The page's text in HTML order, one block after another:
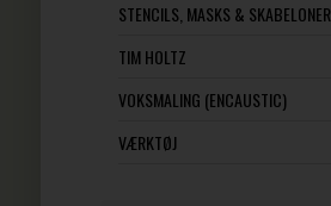
STENCILS, MASKS & SKABELONER
TIM HOLTZ
VOKSMALING (ENCAUSTIC)
VÆRKTØJ